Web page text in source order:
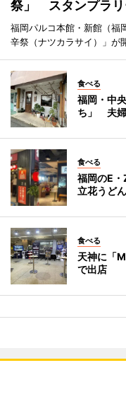
祭」 スタンプラリ
福岡パルコ本館・新館（福
辛祭（ナツカラサイ）」が
食べる
福岡・中
ち」 夫
食べる
福岡のE
立花うど
食べる
天神に「
で出店